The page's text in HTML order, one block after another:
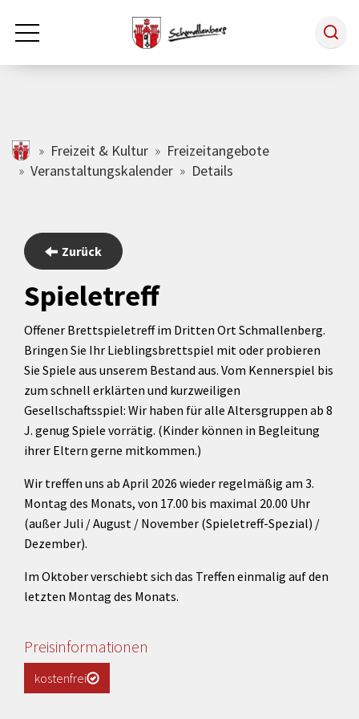
Zum Hauptinhalt springen
Rathaus & Politik
Tourismus
Freizeit & Kultur
Wirtschaft
schmallenberg.de
Freizeit & Kultur
Freizeitangebote
Veranstaltungskalender
Details
Zurück
Spieletreff
Offener Brettspieletreff im Dritten Ort Schmallenberg.
Bringen Sie Ihr Lieblingsbrettspiel mit oder probieren
Sie Spiele aus unserem Bestand aus. Vom Kennerspiel bis
zum schnell erklärten und kurzweiligen
Gesellschaftsspiel: Wir haben für alle Altersgruppen ab 8
J. genug Spiele vorrätig. (Kinder können in Begleitung
ihrer Eltern gerne mitkommen.)
Wir treffen uns ab April 2026 wieder regelmäßig am 3.
Montag des Monats, von 17.00 bis maximal 20.00 Uhr
(außer Juli / August / November (Spieletreff-Spezial) /
Dezember).
Im Oktober verschiebt sich das Treffen einmalig auf den
letzten Montag des Monats.
Preisinformationen
kostenfrei